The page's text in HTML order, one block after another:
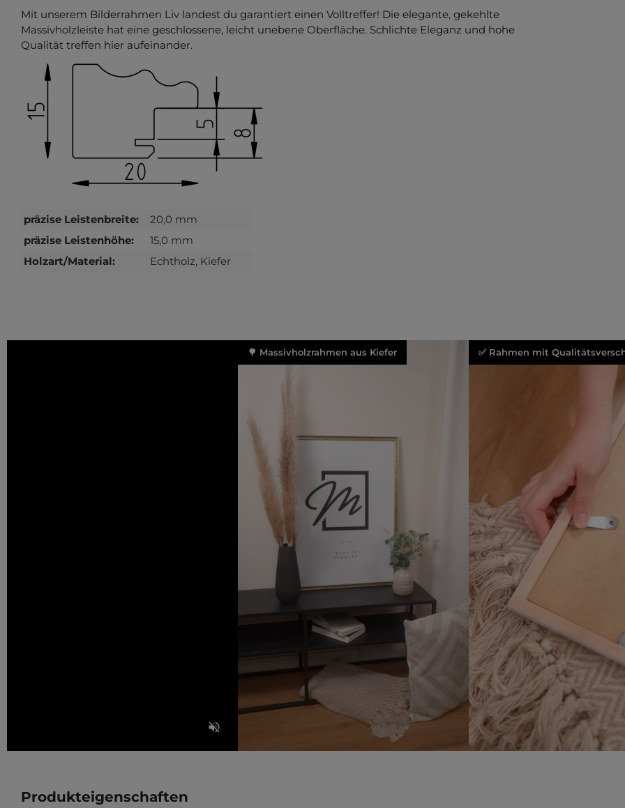
Mit unserem Bilderrahmen Liv landest du garantiert einen Volltreffer! Die elegante, gekehlte
Massivholzleiste hat eine geschlossene, leicht unebene Oberfläche. Schlichte Eleganz und hohe
Qualität treffen hier aufeinander.
präzise Leistenbreite:
20,0 mm
präzise Leistenhöhe:
15,0 mm
Holzart/Material:
Echtholz, Kiefer
🌳 Massivholzrahmen aus Kiefer ✅ Rahmen mit
Produkteigenschaften